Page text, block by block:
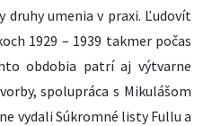
umenia v praxi. Ľudovít
1929 – 1939 takmer počas
obdobia patrí aj výtvarne
spolupráca s Mikulášom
vydali Súkromné listy Fullu a